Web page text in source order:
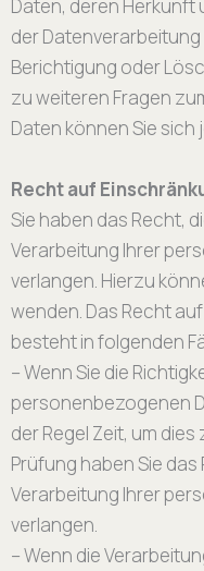
Daten, deren Herkunft
der
Berichtigung oder
zu weiteren Fragen
Daten können Sie
Recht auf
Sie haben das Recht,
Verarbeitung Ihrer
verlangen. Hierzu
wenden. Das Recht
besteht in folgenden
– Wenn Sie die
personenbezogenen
der Regel Zeit, um
Prüfung haben Sie
Verarbeitung Ihrer
verlangen.
– Wenn die